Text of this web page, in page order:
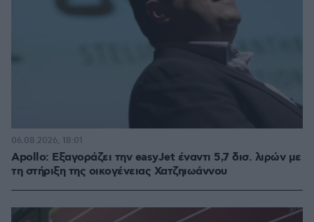
Apollo: Εξαγοράζει την easyJet έναντι 5,7 δισ. λιρών με
τη στήριξη της οικογένειας Χατζηιωάννου
06.08.2026, 18:01